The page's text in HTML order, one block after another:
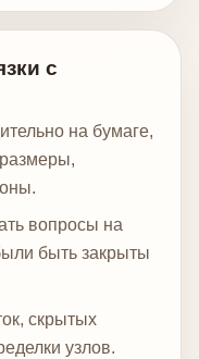
с
на бумаге,
вопросы на
быть закрыты
скрытых
узлов.